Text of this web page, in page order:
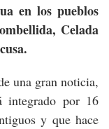
en los pueblos
Celada
una gran noticia,
integrado por 16
y que hace